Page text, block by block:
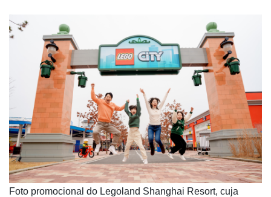
Foto promocional do Legoland Shanghai Resort, cuja